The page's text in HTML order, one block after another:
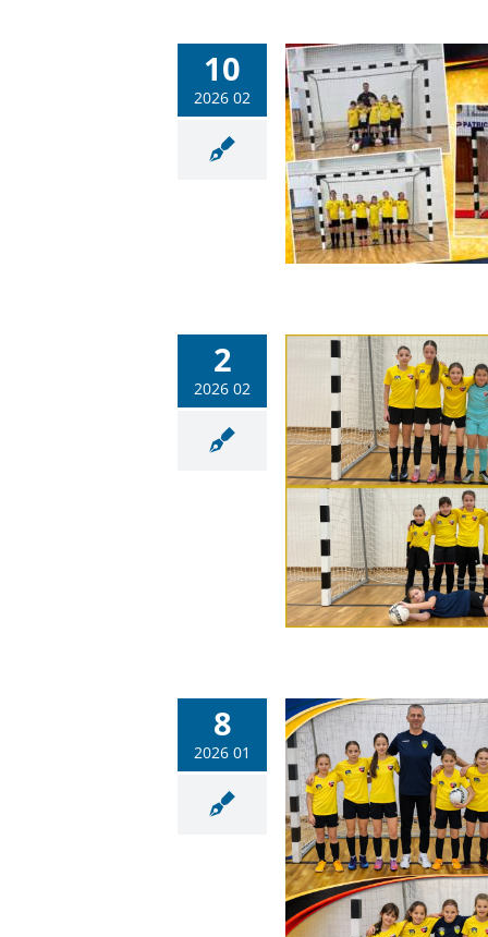
10
2026 02
is pályára léptek a
2
2026 02
8
2026 01